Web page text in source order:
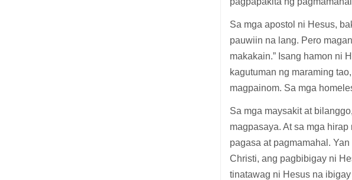
Sa mga apostol ni Hesus,
pauwiin na lang. Pero
makakain.” Isang hamon ni
kagutuman ng maraming
magpainom. Sa mga
Sa mga maysakit at
magpasaya. At sa mga
pagasa at pagmamahal.
Christi, ang pagbibigay ni
tinatawag ni Hesus na